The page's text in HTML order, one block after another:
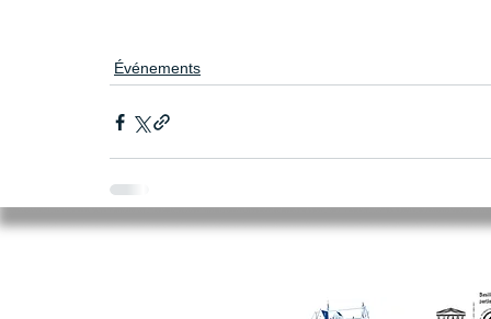
Événements